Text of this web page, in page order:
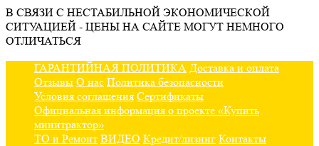
В СВЯЗИ С НЕСТАБИЛЬНОЙ ЭКОНОМИЧЕСКОЙ
СИТУАЦИЕЙ - ЦЕНЫ НА САЙТЕ МОГУТ НЕМНОГО
ОТЛИЧАТЬСЯ
ГАРАНТИЙНАЯ ПОЛИТИКА Доставка и оплата
Отзывы О нас Политика безопасности
Условия соглашения Сертификаты
Официальная информация о проекте «Купить
минитрактор»
ТО и Ремонт ВИДЕО Кредит/лизинг Контакты